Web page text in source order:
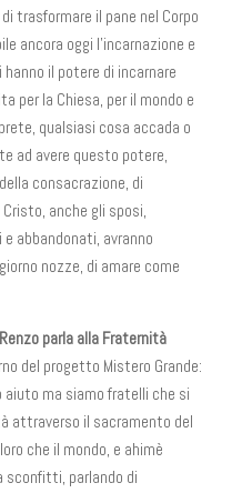
trasformare il pane nel Corpo
ancora oggi l’incarnazione e
il potere di incarnare
per la Chiesa, per il mondo e
qualsiasi cosa accada o
ad avere questo potere,
consacrazione, di
anche gli sposi,
abbandonati, avranno
nozze, di amare come
parla alla Fraternità
del progetto Mistero Grande:
aiuto ma siamo fratelli che si
attraverso il sacramento del
che il mondo, e ahimè
sconfitti, parlando di